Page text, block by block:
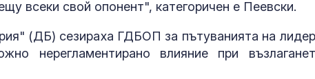
всеки свой опонент", категоричен е Пеевски.
(ДБ) сезираха ГДБОП за пътуванията на
нерегламентирано влияние при
Сметната
конфликт на
възложените от НС одити са